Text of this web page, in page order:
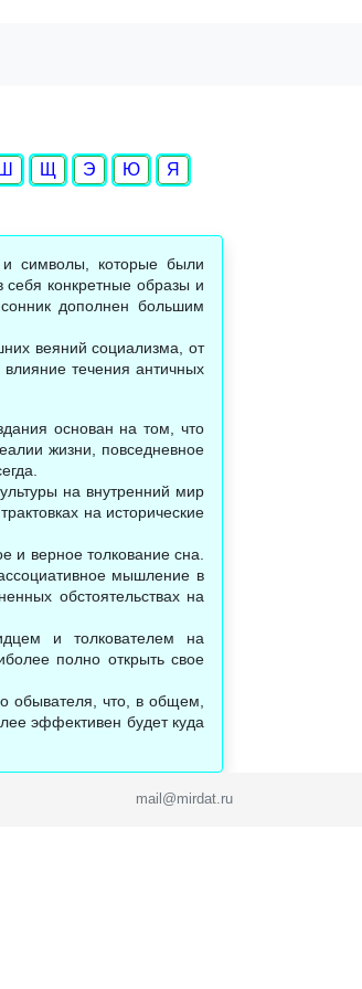
Ш Щ Э Ю
Я
и символы, которые были
себя конкретные образы и
дополнен большим
веяний социализма, от
течения античных
основан на том, что
жизни, повседневное
на внутренний мир
на исторические
и верное толкование сна.
мышление в
обстоятельствах на
и толкователем на
полно открыть свое
обывателя, что, в общем,
эффективен будет куда
mail@mirdat.ru